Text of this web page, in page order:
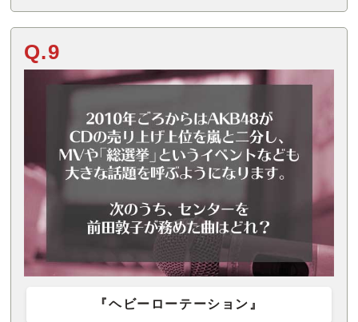
Q.9
『ヘビーローテーション』